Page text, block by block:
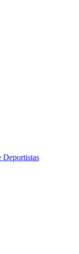
Deportistas